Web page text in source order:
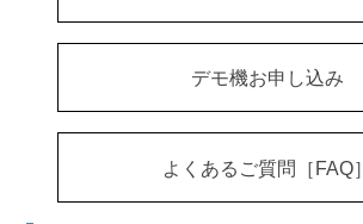
デモ機お申し込み
よくあるご質問［FAQ］